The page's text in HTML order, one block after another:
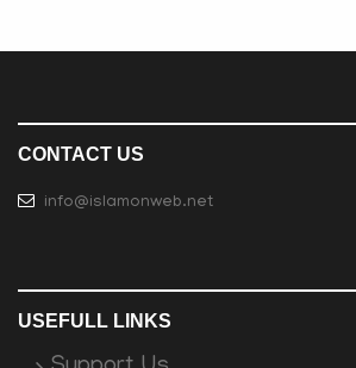
CONTACT US
info@islamonweb.net
USEFULL LINKS